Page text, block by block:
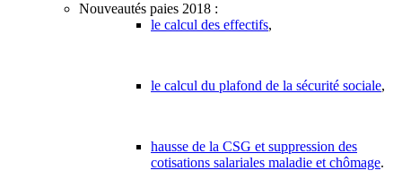
Nouveautés paies 2018 :
le calcul des effectifs,
le calcul du plafond de la sécurité sociale,
hausse de la CSG et suppression des
cotisations salariales maladie et chômage.